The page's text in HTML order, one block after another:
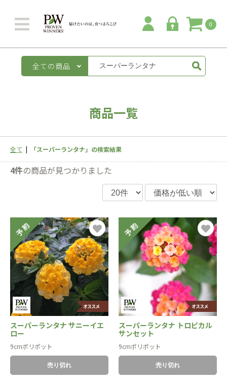
0
全ての商品
商品一覧
全て | 「スーパーランタナ」の検索結果
4件の商品が見つかりました
スーパーランタナ サニーイエ
ロー
9cmポリポット
売り切れ
スーパーランタナ トロピカル
サンセット
9cmポリポット
売り切れ